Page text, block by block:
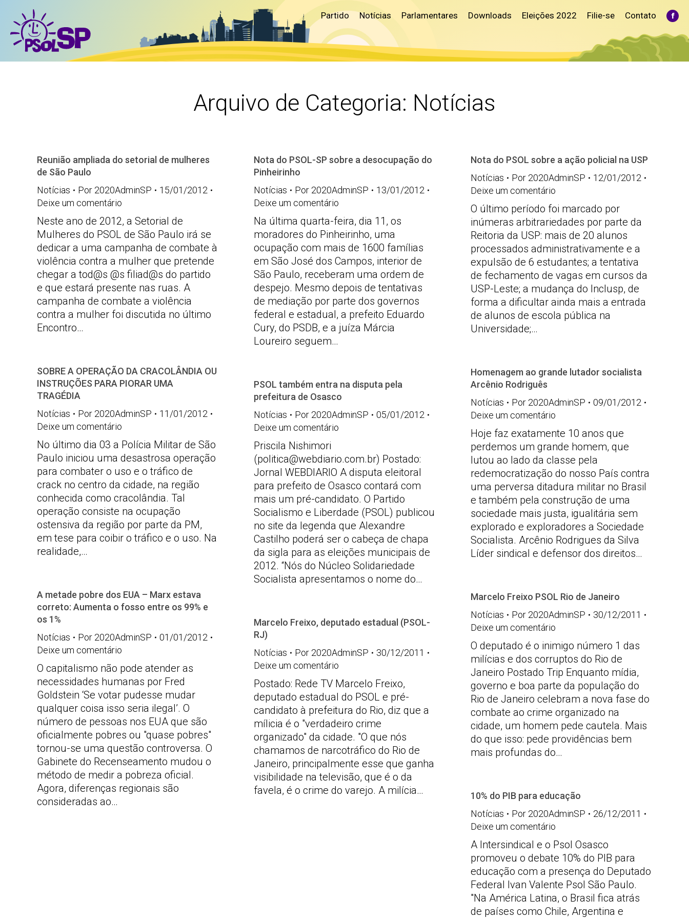
Partido Notícias Parlamentares Downloads Eleições 2022 Filie-se Contato
Arquivo de Categoria: Notícias
Reunião ampliada do setorial de mulheres
de São Paulo
Notícias
Por 2020AdminSP
15/01/2012
Deixe um comentário
Neste ano de 2012, a Setorial de
Mulheres do PSOL de São Paulo irá se
dedicar a uma campanha de combate à
violência contra a mulher que pretende
chegar a tod@s @s filiad@s do partido
e que estará presente nas ruas. A
campanha de combate a violência
contra a mulher foi discutida no último
Encontro…
Nota do PSOL-SP sobre a desocupação do
Pinheirinho
Notícias
Por 2020AdminSP
13/01/2012
Deixe um comentário
Na última quarta-feira, dia 11, os
moradores do Pinheirinho, uma
ocupação com mais de 1600 famílias
em São José dos Campos, interior de
São Paulo, receberam uma ordem de
despejo. Mesmo depois de tentativas
de mediação por parte dos governos
federal e estadual, a prefeito Eduardo
Cury, do PSDB, e a juíza Márcia
Loureiro seguem…
Nota do PSOL sobre a ação policial na USP
Notícias
Por 2020AdminSP
12/01/2012
Deixe um comentário
O último período foi marcado por
inúmeras arbitrariedades por parte da
Reitoria da USP: mais de 20 alunos
processados administrativamente e a
expulsão de 6 estudantes; a tentativa
de fechamento de vagas em cursos da
USP-Leste; a mudança do Inclusp, de
forma a dificultar ainda mais a entrada
de alunos de escola pública na
Universidade;…
SOBRE A OPERAÇÃO DA CRACOLÂNDIA OU
INSTRUÇÕES PARA PIORAR UMA
TRAGÉDIA
Notícias
Por 2020AdminSP
11/01/2012
Deixe um comentário
No último dia 03 a Polícia Militar de São
Paulo iniciou uma desastrosa operação
para combater o uso e o tráfico de
crack no centro da cidade, na região
conhecida como cracolândia. Tal
operação consiste na ocupação
ostensiva da região por parte da PM,
em tese para coibir o tráfico e o uso. Na
realidade,…
Homenagem ao grande lutador socialista
Arcênio Rodriguês
Notícias
Por 2020AdminSP
09/01/2012
Deixe um comentário
Hoje faz exatamente 10 anos que
perdemos um grande homem, que
lutou ao lado da classe pela
redemocratização do nosso País contra
uma perversa ditadura militar no Brasil
e também pela construção de uma
sociedade mais justa, igualitária sem
explorado e exploradores a Sociedade
Socialista. Arcênio Rodrigues da Silva
Líder sindical e defensor dos direitos…
PSOL também entra na disputa pela
prefeitura de Osasco
Notícias
Por 2020AdminSP
05/01/2012
Deixe um comentário
Priscila Nishimori
(politica@webdiario.com.br) Postado:
Jornal WEBDIARIO A disputa eleitoral
para prefeito de Osasco contará com
mais um pré-candidato. O Partido
Socialismo e Liberdade (PSOL) publicou
no site da legenda que Alexandre
Castilho poderá ser o cabeça de chapa
da sigla para as eleições municipais de
2012. “Nós do Núcleo Solidariedade
Socialista apresentamos o nome do…
A metade pobre dos EUA – Marx estava
correto: Aumenta o fosso entre os 99% e
os 1%
Notícias
Por 2020AdminSP
01/01/2012
Deixe um comentário
O capitalismo não pode atender as
necessidades humanas por Fred
Goldstein ‘Se votar pudesse mudar
qualquer coisa isso seria ilegal’. O
número de pessoas nos EUA que são
oficialmente pobres ou "quase pobres"
tornou-se uma questão controversa. O
Gabinete do Recenseamento mudou o
método de medir a pobreza oficial.
Agora, diferenças regionais são
consideradas ao…
Marcelo Freixo PSOL Rio de Janeiro
Notícias
Por 2020AdminSP
30/12/2011
Deixe um comentário
O deputado é o inimigo número 1 das
milícias e dos corruptos do Rio de
Janeiro Postado Trip Enquanto mídia,
governo e boa parte da população do
Rio de Janeiro celebram a nova fase do
combate ao crime organizado na
cidade, um homem pede cautela. Mais
do que isso: pede providências bem
mais profundas do…
Marcelo Freixo, deputado estadual (PSOL-
RJ)
Notícias
Por 2020AdminSP
30/12/2011
Deixe um comentário
Postado: Rede TV Marcelo Freixo,
deputado estadual do PSOL e pré-
candidato à prefeitura do Rio, diz que a
mílicia é o "verdadeiro crime
organizado" da cidade. "O que nós
chamamos de narcotráfico do Rio de
Janeiro, principalmente esse que ganha
visibilidade na televisão, que é o da
favela, é o crime do varejo. A milícia…
10% do PIB para educação
Notícias
Por 2020AdminSP
26/12/2011
Deixe um comentário
A Intersindical e o Psol Osasco
promoveu o debate 10% do PIB para
educação com a presença do Deputado
Federal Ivan Valente Psol São Paulo.
"Na América Latina, o Brasil fica atrás
de países como Chile, Argentina e